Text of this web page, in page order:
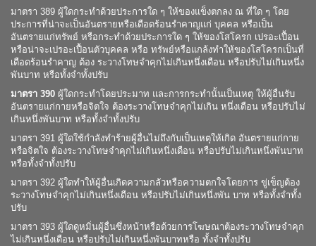
มาตรา 389 ผู้ใดกระทำด้วยประการใด ๆ ให้ของแข็งตกลง ณ ที่ใด ๆ โดย
ประการที่น่าจะเป็นอันตรายหรือเดือดร้อนรำคาญแก่ บุคคล หรือเป็น
อันตรายแก่ทรัพย์ หรือกระทำด้วยประการใด ๆ ให้ของโสโครก เปรอะเปื้อน
หรือน่าจะเปรอะเปื้อนตัวบุคคล หรือ ทรัพย์หรือแกล้งทำให้ของโสโครกเป็นที่
เดือดร้อนรำคาญ ต้อง ระวางโทษจำคุกไม่เกินหนึ่งเดือน หรือปรับไม่เกินหนึ่ง
พันบาท หรือทั้งจำทั้งปรับ
มาตรา 390 ผู้ใดกระทำโดยประมาท และการกระทำนั้นเป็นเหตุ ให้ผู้อื่นรับ
อันตรายแก่กายหรือจิตใจ ต้องระวางโทษจำคุกไม่เกิน หนึ่งเดือน หรือปรับไม่
เกินหนึ่งพันบาท หรือทั้งจำทั้งปรับ
มาตรา 391 ผู้ใดใช้กำลังทำร้ายผู้อื่นไม่ถึงกับเป็นเหตุให้เกิด อันตรายแก่กาย
หรือจิตใจ ต้องระวางโทษจำคุกไม่เกินหนึ่งเดือน หรือปรับไม่เกินหนึ่งพันบาท
หรือทั้งจำทั้งปรับ
มาตรา 392 ผู้ใดทำให้ผู้อื่นเกิดความกลัวหรือความตกใจโดยการ ขู่เข็ญต้อง
ระวางโทษจำคุกไม่เกินหนึ่งเดือน หรือปรับไม่เกินหนึ่งพัน บาท หรือทั้งจำทั้ง
ปรับ
มาตรา 393 ผู้ใดดูหมิ่นผู้อื่นซึ่งหน้าหรือด้วยการโฆษณาต้องระวางโทษจำคุก
ไม่เกินหนึ่งเดือน หรือปรับไม่เกินหนึ่งพันบาทหรือ ทั้งจำทั้งปรับ